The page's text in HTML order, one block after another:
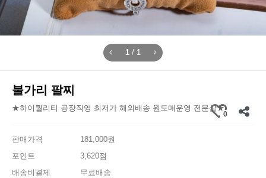
1 / 1
불가리 팔찌
★하이퀄리티 공장직영 최저가 해외배송 원도매운영 전문샵★
0
판매가격
181,000원
포인트
3,620점
배송비결제
무료배송